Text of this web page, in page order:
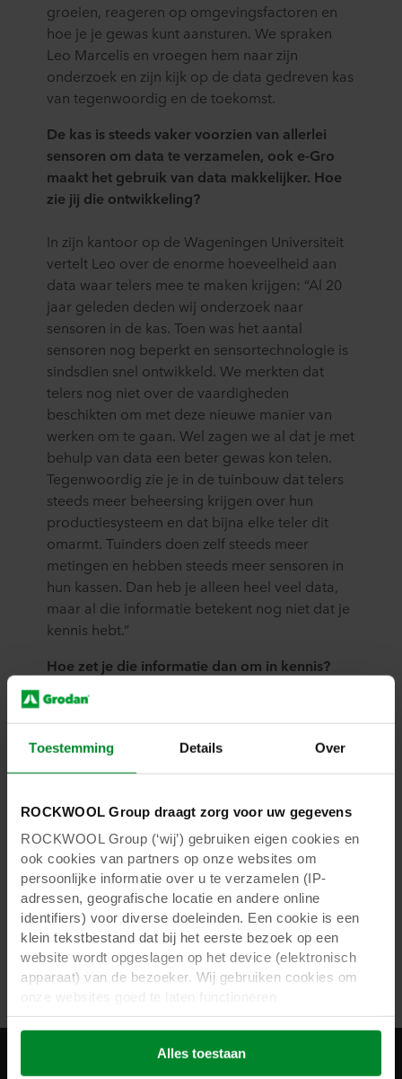
Toestemming Details Over
ROCKWOOL Group draagt zorg voor uw gegevens
ROCKWOOL Group (‘wij’) gebruiken eigen cookies en
ook cookies van partners op onze websites om
persoonlijke informatie over u te verzamelen (IP-
adressen, geografische locatie en andere online
identifiers) voor diverse doeleinden. Een cookie is een
klein tekstbestand dat bij het eerste bezoek op een
website wordt opgeslagen op het device (elektronisch
apparaat) van de bezoeker. Wij gebruiken cookies om
(‘Noodzakelijke’), om uw instellingen te onthouden en uw
gebruikerservaring te verbeteren (‘Functionele’), om uw
gedrag te analyseren en op basis daarvan de websites te
optimaliseren (‘Statistische’), en om onze content en
Alles toestaan
groeien, reageren op omgevingsfactoren en
hoe je je gewas kunt aansturen. We spraken
Leo Marcelis en vroegen hem naar zijn
onderzoek en zijn kijk op de data gedreven kas
van tegenwoordig en de toekomst.
De kas is steeds vaker voorzien van allerlei
sensoren om data te verzamelen, ook e-Gro
maakt het gebruik van data makkelijker. Hoe
zie jij die ontwikkeling?
In zijn kantoor op de Wageningen Universiteit
vertelt Leo over de enorme hoeveelheid aan
data waar telers mee te maken krijgen: “Al 20
jaar geleden deden wij onderzoek naar
sensoren in de kas. Toen was het aantal
sensoren nog beperkt en sensortechnologie is
sindsdien snel ontwikkeld. We merkten dat
telers nog niet over de vaardigheden
beschikten om met deze nieuwe manier van
werken om te gaan. Wel zagen we al dat je met
behulp van data een beter gewas kon telen.
Tegenwoordig zie je in de tuinbouw dat telers
steeds meer beheersing krijgen over hun
productiesysteem en dat bijna elke teler dit
omarmt. Tuinders doen zelf steeds meer
metingen en hebben steeds meer sensoren in
hun kassen. Dan heb je alleen heel veel data,
maar al die informatie betekent nog niet dat je
kennis hebt.”
Hoe zet je die informatie dan om in kennis?
“De informatie moet worden gekoppeld en tot
slimme algoritmes worden gevormd . E-Gro is
een voorbeeld van een tool die dit mogelijk
handelingen in de kas worden
geautomatiseerd. Dat is het ultieme doel: het
gewas in de kas wordt volledig autonoom
geregeld. In ons eigen onderzoek doen we
experimenteel onderzoek om te kijken hoe dit
in de toekomst werkelijkheid kan worden.”
Lees in deel 2 meer over de toekomst van data
in de kas en de kansen voor telers.